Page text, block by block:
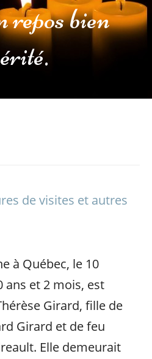
repos bien
de visites et autres
à Québec, le 10
ans et 2 mois, est
Girard, fille de
Girard et de feu
Elle demeurait